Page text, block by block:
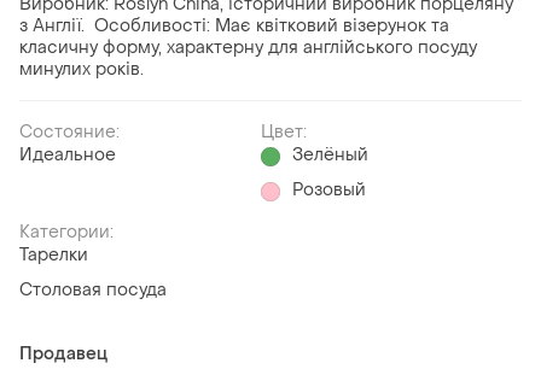
з Англії. Особливості: Має квітковий візерунок та
класичну форму, характерну для англійського посуду
минулих років.
Состояние:
Идеальное
Цвет:
Зелёный
Розовый
Категории:
Тарелки
Столовая посуда
Продавец